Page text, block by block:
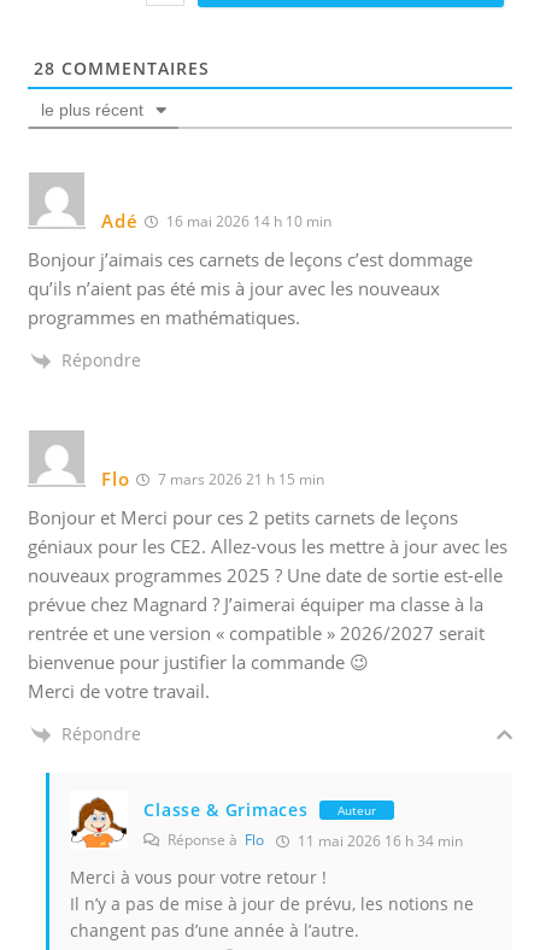
28 COMMENTAIRES
le plus récent
Adé 16 mai 2026 14 h 10 min
Bonjour j’aimais ces carnets de leçons c’est dommage
qu’ils n’aient pas été mis à jour avec les nouveaux
programmes en mathématiques.
Répondre
Flo 7 mars 2026 21 h 15 min
Bonjour et Merci pour ces 2 petits carnets de leçons
géniaux pour les CE2. Allez-vous les mettre à jour avec les
nouveaux programmes 2025 ? Une date de sortie est-elle
prévue chez Magnard ? J’aimerai équiper ma classe à la
rentrée et une version « compatible » 2026/2027 serait
bienvenue pour justifier la commande 😉
Merci de votre travail.
Répondre
Classe & Grimaces Auteur
Réponse à Flo 11 mai 2026 16 h 34 min
Merci à vous pour votre retour !
Il n’y a pas de mise à jour de prévu, les notions ne
changent pas d’une année à l’autre.